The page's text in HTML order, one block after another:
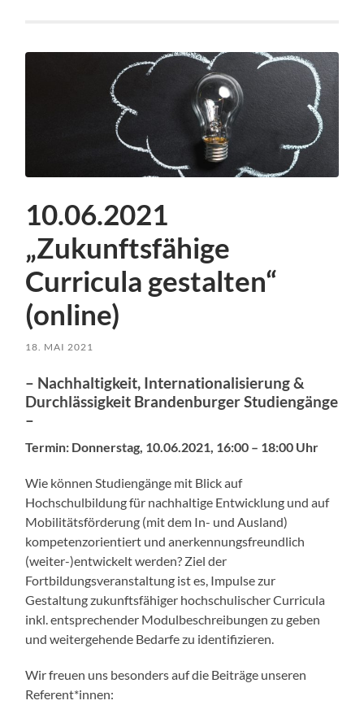
10.06.2021
„Zukunftsfähige
Curricula gestalten“
(online)
18. MAI 2021
– Nachhaltigkeit, Internationalisierung &
Durchlässigkeit Brandenburger Studiengänge
–
Termin: Donnerstag, 10.06.2021, 16:00 – 18:00 Uhr
Wie können Studiengänge mit Blick auf
Hochschulbildung für nachhaltige Entwicklung und auf
Mobilitätsförderung (mit dem In- und Ausland)
kompetenzorientiert und anerkennungsfreundlich
(weiter-)entwickelt werden? Ziel der
Fortbildungsveranstaltung ist es, Impulse zur
Gestaltung zukunftsfähiger hochschulischer Curricula
inkl. entsprechender Modulbeschreibungen zu geben
und weitergehende Bedarfe zu identifizieren.
Wir freuen uns besonders auf die Beiträge unseren
Referent*innen: